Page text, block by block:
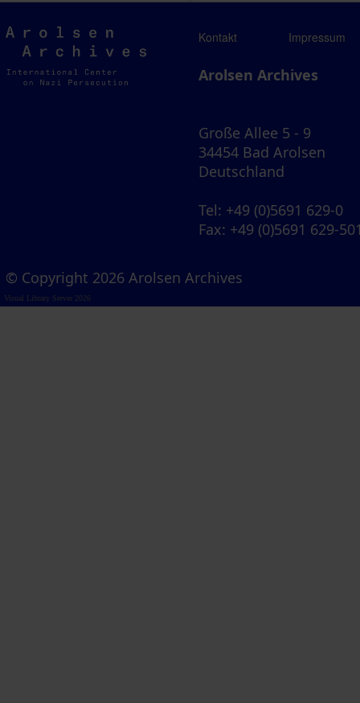
Arolsen
Archives
Kontakt Impressum
Arolsen Archives
Große Allee 5 - 9
34454 Bad Arolsen
Deutschland
Tel: +49 (0)5691 629-0
Fax: +49 (0)5691 629-
© Copyright 2026 Arolsen Archives
Visual Library Server 2026